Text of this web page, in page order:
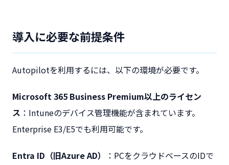
導入に必要な前提条件
Autopilotを利用するには、以下の環境が必要です。
Microsoft 365 Business Premium以上のライセン
ス ：Intuneのデバイス管理機能が含まれています。
Enterprise E3/E5でも利用可能です。
Entra ID（旧Azure AD）
：PCをクラウドベースのIDで